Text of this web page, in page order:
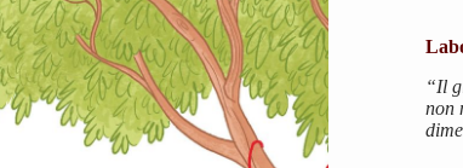
“Il
non